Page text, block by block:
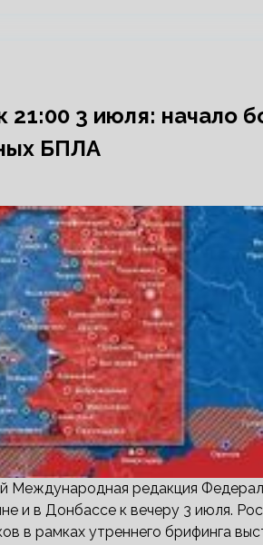
21:00 3 июля: начало
БПЛА
Международная редакция
и в Донбассе к вечеру 3 июля.
в рамках утреннего брифинга